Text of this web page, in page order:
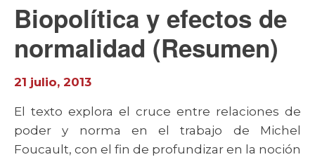
Biopolítica y efectos de
normalidad (Resumen)
21 julio, 2013
El texto explora el cruce entre relaciones de
poder y norma en el trabajo de Michel
Foucault, con el fin de profundizar en la noción